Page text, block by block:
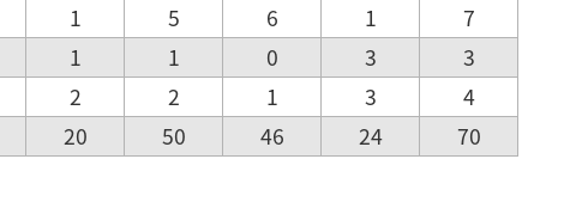
1 5 6 1
7
1 1 0 3
3
2 2 1 3
4
20 50 46 24 70